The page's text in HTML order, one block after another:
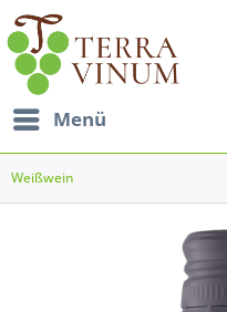
Menü
Weißwein